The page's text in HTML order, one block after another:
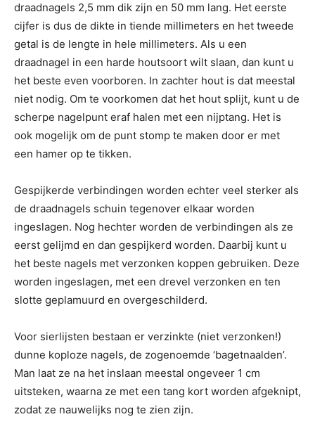
draadnagels 2,5 mm dik zijn en 50 mm lang. Het eerste
cijfer is dus de dikte in tiende millimeters en het tweede
getal is de lengte in hele millimeters. Als u een
draadnagel in een harde houtsoort wilt slaan, dan kunt u
het beste even voorboren. In zachter hout is dat meestal
niet nodig. Om te voorkomen dat het hout splijt, kunt u de
scherpe nagelpunt eraf halen met een nijptang. Het is
ook mogelijk om de punt stomp te maken door er met
een hamer op te tikken.
Gespijkerde verbindingen worden echter veel sterker als
de draadnagels schuin tegenover elkaar worden
ingeslagen. Nog hechter worden de verbindingen als ze
eerst gelijmd en dan gespijkerd worden. Daarbij kunt u
het beste nagels met verzonken koppen gebruiken. Deze
worden ingeslagen, met een drevel verzonken en ten
slotte geplamuurd en overgeschilderd.
Voor sierlijsten bestaan er verzinkte (niet verzonken!)
dunne koploze nagels, de zogenoemde ‘bagetnaalden’.
Man laat ze na het inslaan meestal ongeveer 1 cm
uitsteken, waarna ze met een tang kort worden afgeknipt,
zodat ze nauwelijks nog te zien zijn.